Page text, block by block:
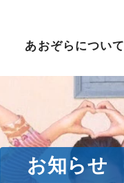
あおぞらについて
お知らせ